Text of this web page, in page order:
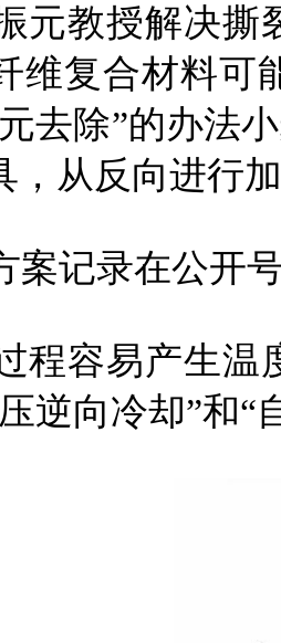
教授解决撕
维复合材料可
去除”的办法
，从反向进行
记录在公开号
容易产生温
逆向冷却”和